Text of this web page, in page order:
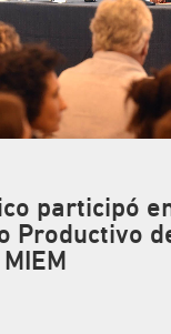
participó
Productivo